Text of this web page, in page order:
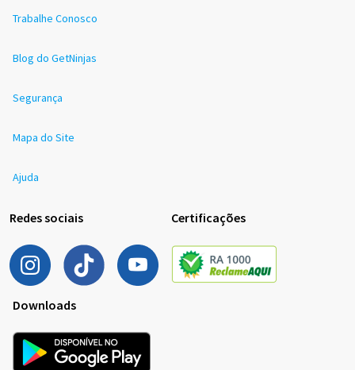
Trabalhe Conosco
Blog do GetNinjas
Segurança
Mapa do Site
Ajuda
Redes sociais Certificações
Downloads